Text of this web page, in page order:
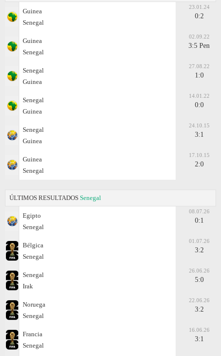
Guinea
Senegal
23.01.24
0:2
Guinea
Senegal
02.09.22
3:5 Pen
Senegal
Guinea
27.08.22
1:0
Senegal
Guinea
14.01.22
0:0
Senegal
Guinea
24.10.15
3:1
Guinea
Senegal
17.10.15
2:0
ÚLTIMOS RESULTADOS Senegal
Egipto
Senegal
08.07.26
0:1
Bélgica
Senegal
01.07.26
3:2
Senegal
Irak
26.06.26
5:0
Noruega
Senegal
22.06.26
3:2
Francia
Senegal
16.06.26
3:1